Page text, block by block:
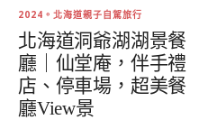
2024。北海道親子自駕旅行
北海道洞爺湖湖景餐
廳｜仙堂庵，伴手禮
店、停車場，超美餐
廳View景